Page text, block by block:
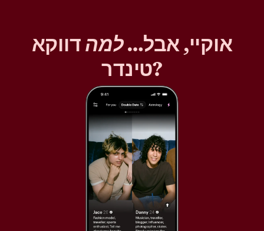
אוקיי, אבל…למהדווקא
טינדר?